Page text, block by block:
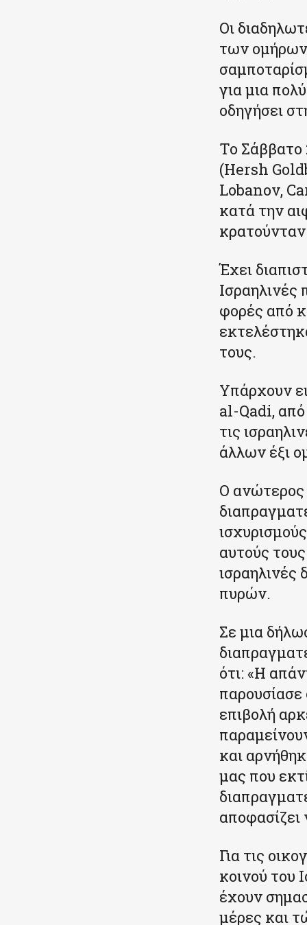
Οι
των
για μια
οδηγήσει
Το Σάββατο
(Hersh
Lobanov,
κατά την
Έχει
Ισραηλινές
φορές από
τους.
Υπάρχουν
al-Qadi,
τις
άλλων έξι
Ο ανώτερος
αυτούς
πυρών.
Σε μια
ότι: «Η
επιβολή
και
μας που
αποφασίζει
Για τις
κοινού του
έχουν
μέρες και